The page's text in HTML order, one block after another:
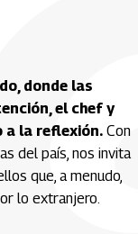
donde las
el chef y
a la reflexión. Con
del país, nos invita
que, a menudo,
lo extranjero.